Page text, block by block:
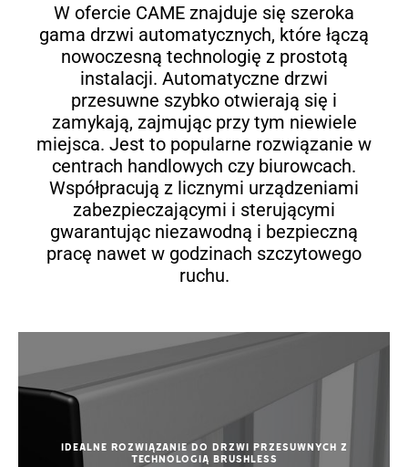
W ofercie CAME znajduje się szeroka
gama drzwi automatycznych, które łączą
nowoczesną technologię z prostotą
instalacji. Automatyczne drzwi
przesuwne szybko otwierają się i
zamykają, zajmując przy tym niewiele
miejsca. Jest to popularne rozwiązanie w
centrach handlowych czy biurowcach.
Współpracują z licznymi urządzeniami
zabezpieczającymi i sterującymi
gwarantując niezawodną i bezpieczną
pracę nawet w godzinach szczytowego
ruchu.
Idealne rozwiązanie do drzwi przesuwnych z
technologią BRUSHLESS